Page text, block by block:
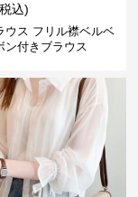
込)
ウス フリル襟ベルベ
ン付きブラウス